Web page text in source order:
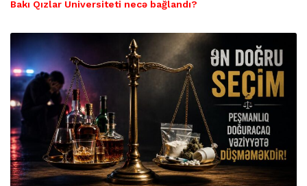
Bakı Qızlar Universiteti necə bağlandı?